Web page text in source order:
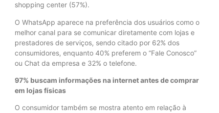
shopping center (57%).
O WhatsApp aparece na preferência dos usuários como o
melhor canal para se comunicar diretamente com lojas e
prestadores de serviços, sendo citado por 62% dos
consumidores, enquanto 40% preferem o “Fale Conosco”
ou Chat da empresa e 32% o telefone.
97% buscam informações na internet antes de comprar
em lojas físicas
O consumidor também se mostra atento em relação à